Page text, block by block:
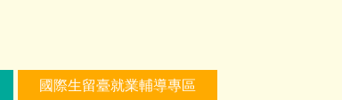
國際生留臺就業輔導專區